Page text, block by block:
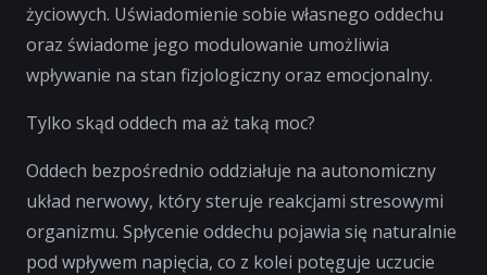
życiowych. Uświadomienie sobie własnego oddechu
oraz świadome jego modulowanie umożliwia
wpływanie na stan fizjologiczny oraz emocjonalny.
Tylko skąd oddech ma aż taką moc?
Oddech bezpośrednio oddziałuje na autonomiczny
układ nerwowy, który steruje reakcjami stresowymi
organizmu. Spłycenie oddechu pojawia się naturalnie
pod wpływem napięcia, co z kolei potęguje uczucie